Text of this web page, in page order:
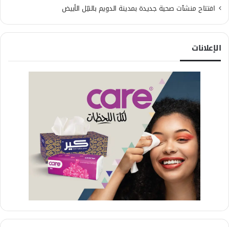
افتتاح منشآت صحية جديدة بمدينة الدويم بالنيّل الأبيض
الإعلانات